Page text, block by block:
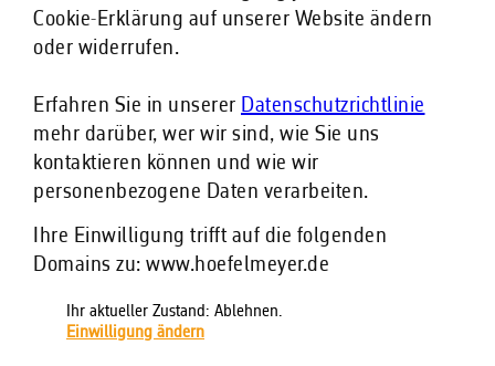
Cookie-Erklärung auf unserer Website ändern
oder widerrufen.
Erfahren Sie in unserer Datenschutzrichtlinie
mehr darüber, wer wir sind, wie Sie uns
kontaktieren können und wie wir
personenbezogene Daten verarbeiten.
Ihre Einwilligung trifft auf die folgenden
Domains zu: www.hoefelmeyer.de
Ihr aktueller Zustand: Ablehnen.
Einwilligung ändern